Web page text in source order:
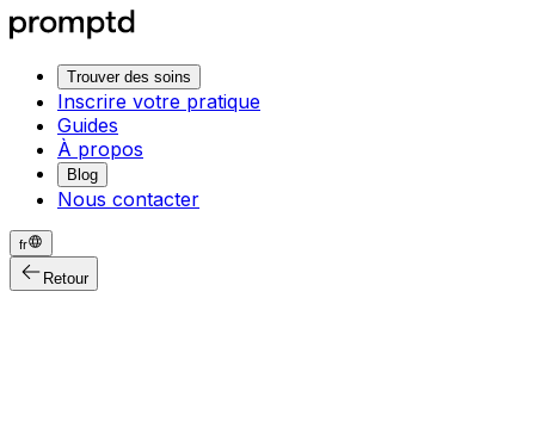
Trouver des soins
Inscrire votre pratique
Guides
À propos
Blog
Nous contacter
fr
Retour